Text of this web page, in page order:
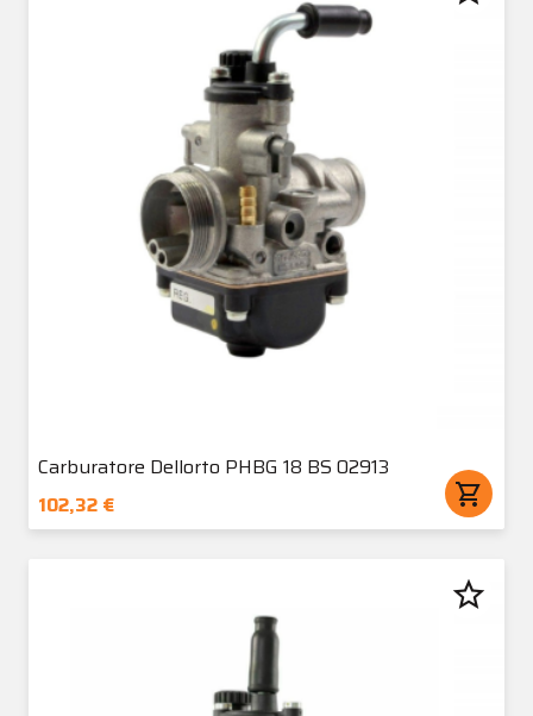
Carburatore Dellorto PHBG 18 BS 02913
102,32 €
shopping_cart
star_border